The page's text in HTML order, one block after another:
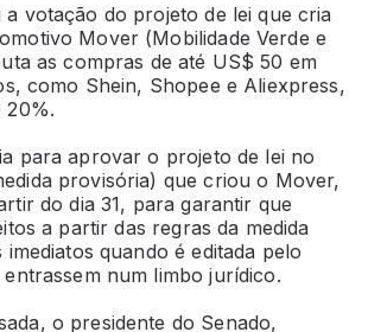
a votação do projeto de lei que cria
Mover (Mobilidade Verde e
as compras de até US$ 50 em
como Shein, Shopee e Aliexpress,
20%.
para aprovar o projeto de lei no
provisória) que criou o Mover,
do dia 31, para garantir que
a partir das regras da medida
imediatos quando é editada pelo
num limbo jurídico.
o presidente do Senado,